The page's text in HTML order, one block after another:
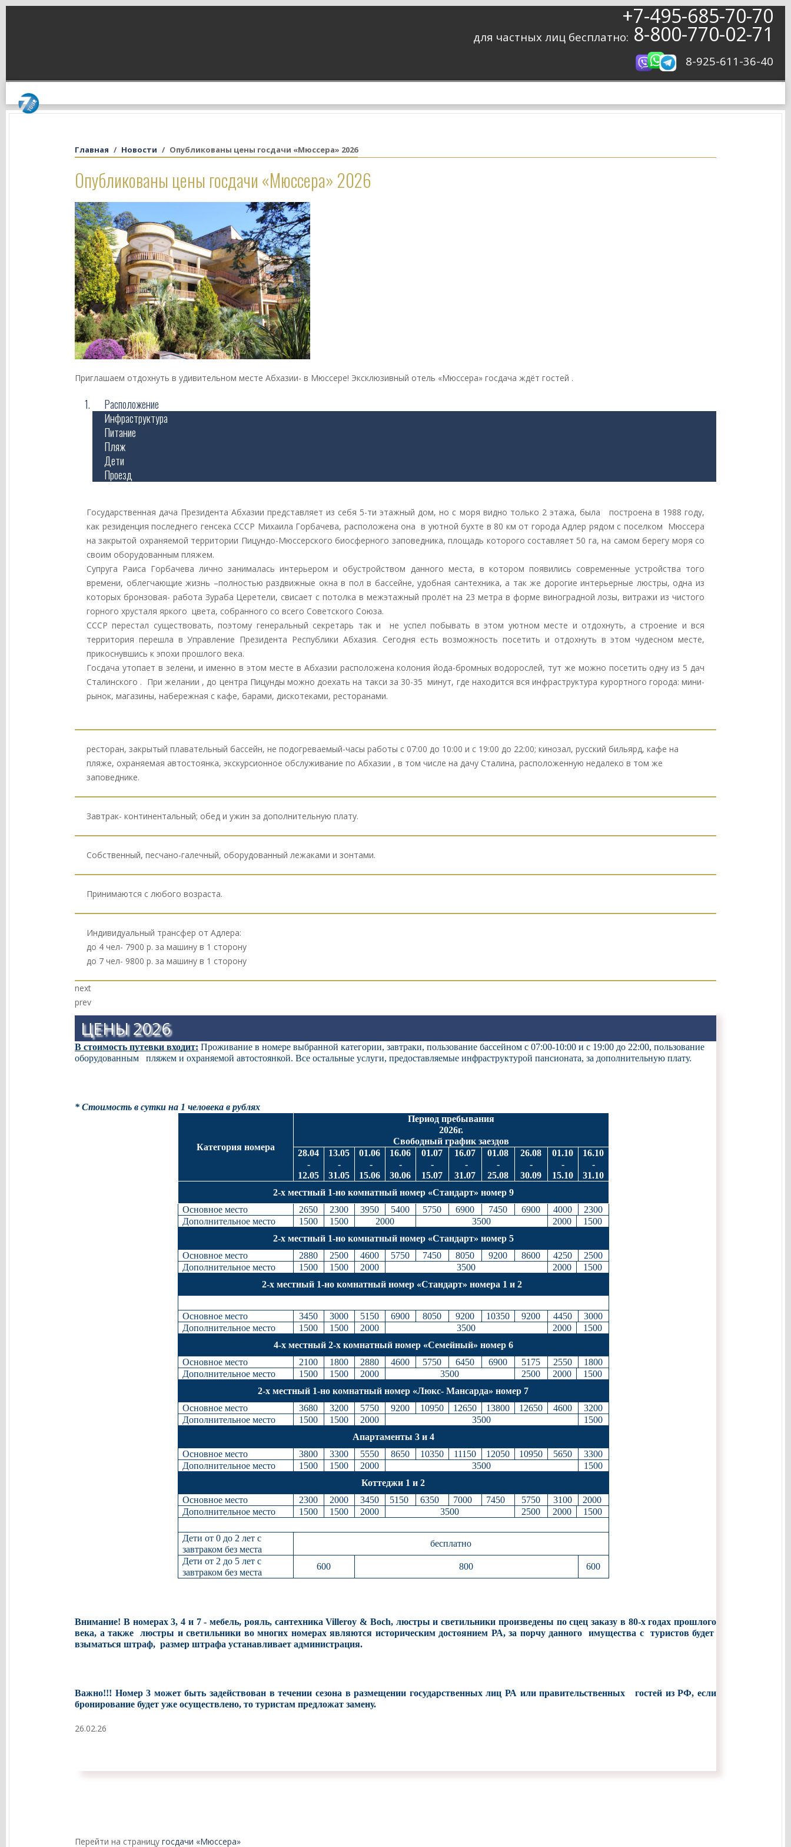
+7-495-685-70-70
для частных лиц бесплатно: 8-800-770-02-71
8-925-611-36-40
Главная Новости Опубликованы цены госдачи «Мюссера» 2026
Опубликованы цены госдачи «Мюссера» 2026
Приглашаем отдохнуть в удивительном месте Абхазии- в Мюссере! Эксклюзивный отель «Мюссера» госдача ждёт гостей .
Расположение
Инфраструктура
Питание
Пляж
Дети
Проезд
Государственная дача Президента Абхазии представляет из себя 5-ти этажный дом, но с моря видно только 2 этажа, была построена в 1988 году,
как резиденция последнего генсека СССР Михаила Горбачева, расположена она в уютной бухте в 80 км от города Адлер рядом с поселком Мюссера
на закрытой охраняемой территории Пицундо-Мюссерского биосферного заповедника, площадь которого составляет 50 га, на самом берегу моря со
своим оборудованным пляжем.
Супруга Раиса Горбачева лично занималась интерьером и обустройством данного места, в котором появились современные устройства того
времени, облегчающие жизнь –полностью раздвижные окна в пол в бассейне, удобная сантехника, а так же дорогие интерьерные люстры, одна из
которых бронзовая- работа Зураба Церетели, свисает с потолка в межэтажный пролёт на 23 метра в форме виноградной лозы, витражи из чистого
горного хрусталя яркого цвета, собранного со всего Советского Союза.
СССР перестал существовать, поэтому генеральный секретарь так и не успел побывать в этом уютном месте и отдохнуть, а строение и вся
территория перешла в Управление Президента Республики Абхазия. Сегодня есть возможность посетить и отдохнуть в этом чудесном месте,
прикоснувшись к эпохи прошлого века.
Госдача утопает в зелени, и именно в этом месте в Абхазии расположена колония йода-бромных водорослей, тут же можно посетить одну из 5 дач
Сталинского . При желании , до центра Пицунды можно доехать на такси за 30-35 минут, где находится вся инфраструктура курортного города: мини-
рынок, магазины, набережная с кафе, барами, дискотеками, ресторанами.
ресторан, закрытый плавательный бассейн, не подогреваемый-часы работы с 07:00 до 10:00 и с 19:00 до 22:00; кинозал, русский бильярд, кафе на
пляже, охраняемая автостоянка, экскурсионное обслуживание по Абхазии , в том числе на дачу Сталина, расположенную недалеко в том же
заповеднике.
Завтрак- континентальный; обед и ужин за дополнительную плату.
Собственный, песчано-галечный, оборудованный лежаками и зонтами.
Принимаются с любого возраста.
Индивидуальный трансфер от Адлера:
до 4 чел- 7900 р. за машину в 1 сторону
до 7 чел- 9800 р. за машину в 1 сторону
next
prev
ЦЕНЫ 2026
В стоимость путевки входит: Проживание в номере выбранной категории, завтраки, пользование бассейном с 07:00-10:00 и с 19:00 до 22:00, пользование
оборудованным пляжем и охраняемой автостоянкой. Все остальные услуги, предоставляемые инфраструктурой пансионата, за дополнительную плату.
* Стоимость в сутки на 1 человека в рублях
Категория номера
Период пребывания
2026г.
Свободный график заездов
28.04
-
12.05
13.05
-
31.05
01.06
-
15.06
16.06
-
30.06
01.07
-
15.07
16.07
-
31.07
01.08
-
25.08
26.08
-
30.09
01.10
-
15.10
16.10
-
31.10
2-х местный 1-но комнатный номер «Стандарт» номер 9
Основное место
2650 2300 3950 5400 5750 6900 7450 6900 4000
2300
Дополнительное место
1500 1500 2000 3500 2000
1500
2-х местный 1-но комнатный номер «Стандарт» номер 5
Основное место
2880 2500 4600 5750 7450 8050 9200 8600 4250
2500
Дополнительное место
1500 1500 2000 3500 2000
1500
2-х местный 1-но комнатный номер «Стандарт» номера 1 и 2
Основное место 3450 3000 5150 6900 8050 9200 10350 9200 4450
3000
Дополнительное место
1500 1500 2000 3500 2000
1500
4-х местный 2-х комнатный номер «Семейный» номер 6
Основное место
2100 1800 2880 4600 5750 6450 6900 5175 2550
1800
Дополнительное место
1500 1500 2000 3500 2500 2000
1500
2-х местный 1-но комнатный номер «Люкс- Мансарда» номер 7
Основное место
3680 3200 5750 9200 10950 12650 13800 12650 4600
3200
Дополнительное место
1500 1500 2000 3500
1500
Апартаменты 3 и 4
Основное место
3800 3300 5550 8650 10350 11150 12050 10950 5650
3300
Дополнительное место
1500 1500 2000 3500
1500
Коттеджи 1 и 2
Основное место
2300 2000 3450 5150 6350 7000 7450 5750 3100
2000
Дополнительное место
1500 1500 2000 3500 2500 2000 1500
Дети от 0 до 2 лет с
завтраком без места
бесплатно
Дети от 2 до 5 лет с
завтраком без места
600 800 600
Внимание! В номерах 3, 4 и 7 - мебель, рояль, сантехника Villeroy & Boch, люстры и светильники произведены по сцец заказу в 80-х годах прошлого
века, а также люстры и светильники во многих номерах являются историческим достоянием РА, за порчу данного имущества с туристов будет
взыматься штраф, размер штрафа устанавливает администрация.
Важно!!! Номер 3 может быть задействован в течении сезона в размещении государственных лиц РА или правительственных гостей из РФ, если
бронирование будет уже осуществлено, то туристам предложат замену.
26.02.26
Перейти на страницу госдачи «Мюссера»